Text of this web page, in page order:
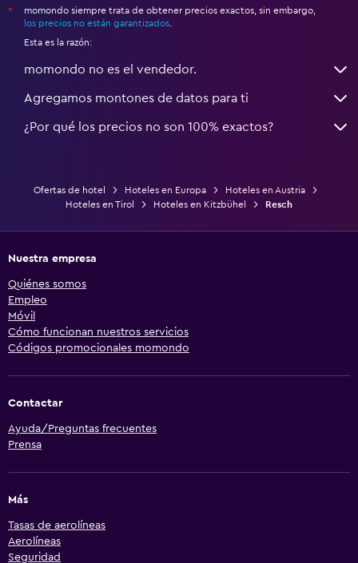
*
momondo siempre trata de obtener precios exactos, sin embargo,
los precios no están garantizados
Esta es la razón:
momondo no es el vendedor.
Agregamos montones de datos para ti
¿Por qué los precios no son 100% exactos?
Ofertas de hotel Hoteles en Europa
Hoteles en Austria
Hoteles en Tirol
Hoteles en Kitzbühel Resch
Nuestra empresa
Quiénes somos
Empleo
Móvil
Cómo funcionan nuestros servicios
Códigos promocionales momondo
Contactar
Ayuda/Preguntas frecuentes
Prensa
Más
Tasas de aerolíneas
Aerolíneas
Seguridad